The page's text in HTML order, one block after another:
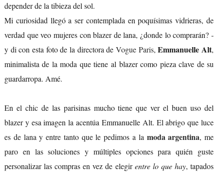
depender de la tibieza del sol.
Mi curiosidad llegó a ser contemplada en poquísimas vidrieras, de
verdad que veo mujeres con blazer de lana, ¿donde lo comprarán? -
y di con esta foto de la directora deVogue Paris,Emmanuelle Alt,
minimalista de la moda que tiene al blazer como pieza clave de su
guardarropa. Amé.
En el chic de las parisinas mucho tiene que ver el buen uso del
blazer y esa imagen la acentúa Emmanuelle Alt. El abrigo que luce
es de lana y entre tanto que le pedimos a la moda argentina, me
paro en las soluciones y múltiples opciones para quién guste
personalizar las compras en vez de elegirentre lo que hay, tapados